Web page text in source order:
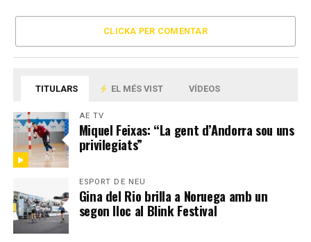
CLICKA PER COMENTAR
TITULARS EL MÉS VIST VÍDEOS
AE TV
Miquel Feixas: “La gent d’Andorra sou uns
privilegiats”
ESPORT DE NEU
Gina del Rio brilla a Noruega amb un
segon lloc al Blink Festival